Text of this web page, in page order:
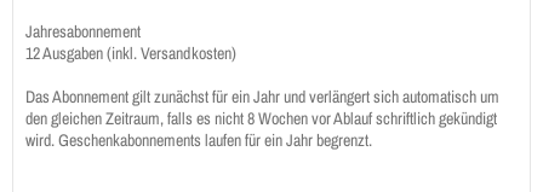
Jahresabonnement
12 Ausgaben (inkl. Versandkosten)
Das Abonnement gilt zunächst für ein Jahr und verlängert sich automatisch um
den gleichen Zeitraum, falls es nicht 8 Wochen vor Ablauf schriftlich gekündigt
wird. Geschenkabonnements laufen für ein Jahr begrenzt.